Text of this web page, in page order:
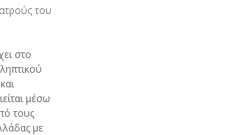
του
στο
μέσω
τους
με